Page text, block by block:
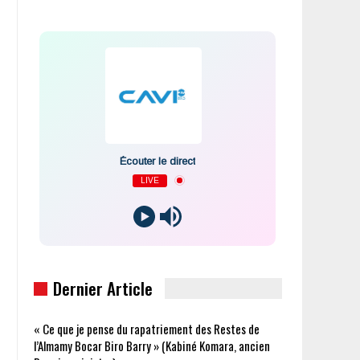
Écouter le direct
LIVE
Dernier Article
« Ce que je pense du rapatriement des Restes de
l’Almamy Bocar Biro Barry » (Kabiné Komara, ancien